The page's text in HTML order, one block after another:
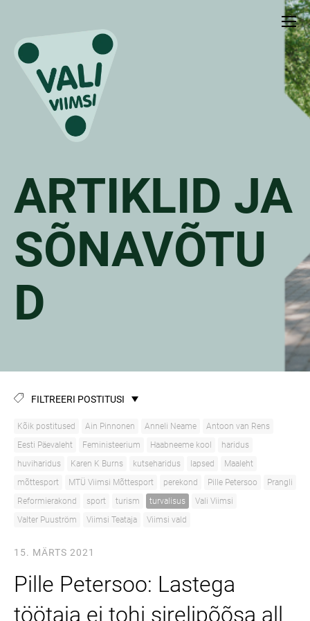
ARTIKLID JA
SÕNAVÕTU
D
FILTREERI POSTITUSI
Kõik postitused Ain Pinnonen Anneli Neame
Antoon van Rens
Eesti Päevaleht
Feministeerium Haabneeme kool
haridus
huviharidus
Karen K Burns kutseharidus lapsed
Maaleht
mõttesport
MTÜ Viimsi Mõttesport perekond Pille Petersoo
Prangli
Reformierakond
sport turism turvalisus
Vali Viimsi
Valter Puuström
Viimsi Teataja Viimsi vald
15. MÄRTS 2021
Pille Petersoo: Lastega
töötaja ei tohi sirelipõõsa all